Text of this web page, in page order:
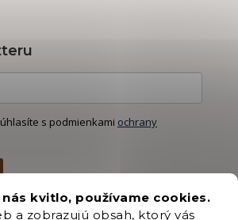
kvitlo, používame cookies.
a zobrazujú obsah, ktorý vás
s podmienkami ochrany